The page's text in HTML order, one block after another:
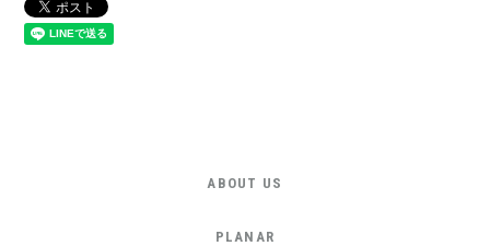
ABOUT US
PLANAR